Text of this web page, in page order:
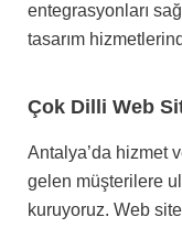
entegrasyonları
tasarım
Çok Dilli Web
Antalya’da hizmet
gelen müşterilere
kuruyoruz. Web